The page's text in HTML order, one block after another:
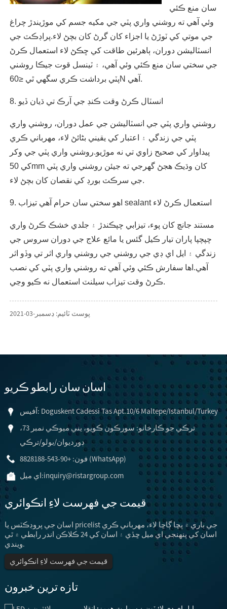
سان منع ڪئي
وئي آهي ته روشني واري پٽي جي مکيه جسم کي موڙيندڙ چراغ
جي موتي کي ٽوڙڻ يا اجزاء کان گرڻ کان بچڻ لاء.پراڊڪٽ جي
انسٽاليشن دوران، ٻاهرئين طاقت کي ڇڪڻ لاء استعمال ڪرڻ
جي سختي سان منع ڪئي وئي آهي، ۽ ٽينسل قوت جيڪا روشني
پٽي برداشت ڪري سگهي ٿي ≤60N آهي.
8. انسٽال ڪرڻ وقت ڪنڊ جي آرڪ تي ڌيان ڏيو
روشني واري پٽي جي انسٽاليشن جي عمل دوران، روشني واري
پٽي جي زندگي ۽ اعتبار کي يقيني بڻائڻ لاء، مهرباني ڪري
پيداوار کي صحيح زاوي تي نه موڙيو.روشني واري پٽي جي وکر
کي 50mm کان وڌيڪ هجڻ گهرجي ته جيئن روشني واري پٽي
جي سرڪٽ بورڊ کي نقصان کان بچڻ لاء.
9. اهو سختي سان حرام آهي تيزاب sealant استعمال ڪرڻ لاء
مستند جانچ کان پوء، تيزابي چپڪندڙ ۽ جلدي خشڪ ڪرڻ واري
چپچپا پاران تيار ڪيل گئس يا مائع علاج جي دوران سروس جي
زندگي ۽ ايل اي ڊي جي روشني جي روشني واري اثر تي وڏو اثر
آهي.اها سفارش ڪئي وئي آهي ته روشني واري پٽي کي نصب
ڪرڻ وقت تيزاب سيلنٽ استعمال نه ڪيو وڃي.
پوسٽ ٽائيم: ڊسمبر-03-2021
اسان سان رابطو ڪريو
آفيس: Doguskent Cadessi Tas Apt.10/6 Maltepe/Istanbul/Turkey
ترڪي جو ڪارخانو: سورڪون ڪويو، يني ميوڪي نمبر 73،
ڊورديوان/بولو/ترڪي
فون: +90-543-8828188 (WhatsApp)
اي ميل:inquiry@ristargroup.com
قيمت جي فهرست لاءِ انڪوائري
اسان جي پروڊڪٽس يا pricelist جي باري ۾ پڇا ڳاڇا لاء، مهرباني ڪري
اسان کي پنهنجي اي ميل ڇڏي ۽ اسان کي 24 ڪلاڪن اندر رابطي ۾ ٿي
ويندي.
قيمت جي فهرست لاءِ انڪوائري
تازه ترين خبرون